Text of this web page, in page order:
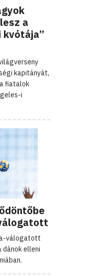
a
kvótája”
kapitányát,
fiatalok
i
válogatott
elleni